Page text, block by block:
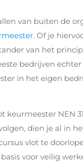
van buiten de
. Of je
van het
bedrijven
in het eigen
keurmeester NEN
dien je al in
vlot te
voor veilig